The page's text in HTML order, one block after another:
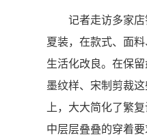
记者走访多家店
夏装，在款式、面
生活化改良。在保
墨纹样、宋制剪裁
上，大大简化了繁
中层层叠叠的穿着